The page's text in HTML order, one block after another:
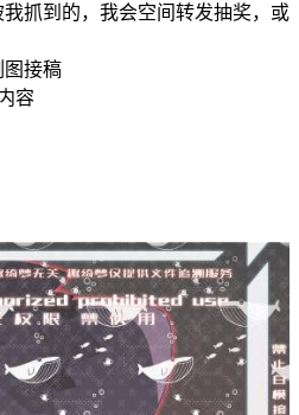
抓到的，我会空间转发抽奖，或
图接稿
容